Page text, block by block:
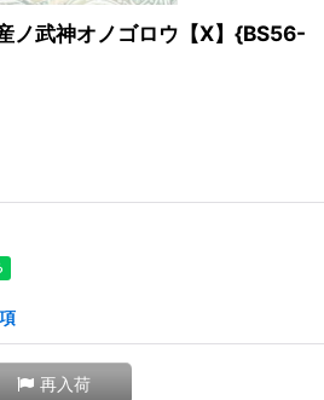
ノ武神オノゴロウ【X】{BS56-
再入荷